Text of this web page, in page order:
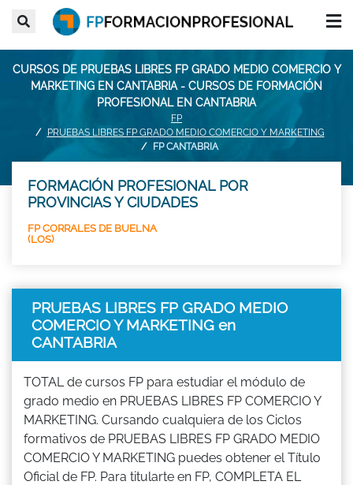
CURSOS DE PRUEBAS LIBRES FP GRADO MEDIO COMERCIO Y
MARKETING EN CANTABRIA - CURSOS DE FORMACIÓN
PROFESIONAL EN CANTABRIA
FP
PRUEBAS LIBRES FP GRADO MEDIO COMERCIO Y MARKETING
FP CANTABRIA
FORMACIÓN PROFESIONAL POR
PROVINCIAS Y CIUDADES
FP CORRALES DE BUELNA
(LOS)
PRUEBAS LIBRES FP GRADO MEDIO
COMERCIO Y MARKETING en
CANTABRIA
TOTAL de cursos FP para estudiar el módulo de
grado medio en PRUEBAS LIBRES FP COMERCIO Y
MARKETING. Cursando cualquiera de los Ciclos
formativos de PRUEBAS LIBRES FP GRADO MEDIO
COMERCIO Y MARKETING puedes obtener el Título
Oficial de FP. Para titularte en FP, COMPLETA EL